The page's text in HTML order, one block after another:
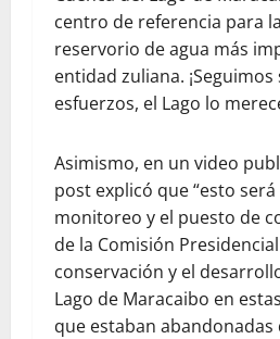
centro de referencia para
reservorio de agua más
entidad zuliana.
esfuerzos, el Lago lo
Asimismo, en un video
post explicó que “esto
monitoreo y el puesto de
de la Comisión
conservación y el
Lago de Maracaibo en
que estaban